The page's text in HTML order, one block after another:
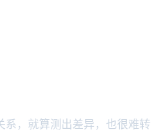
系，就算测出差异，也很难转